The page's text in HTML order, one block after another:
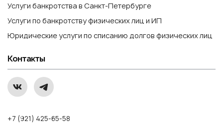
Услуги банкротства в Санкт-Петербурге
Услуги по банкротству физических лиц и ИП
Юридические услуги по списанию долгов физических лиц
Контакты
+7 (921) 425-65-58